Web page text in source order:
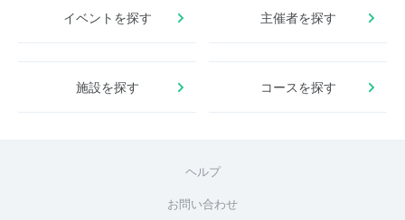
イベントを探す 主催者を探す
施設を探す コースを探す
ヘルプ
お問い合わせ